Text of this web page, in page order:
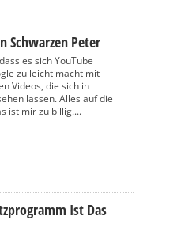
Schwarzen Peter
es sich YouTube
zu leicht macht mit
Videos, die sich in
lassen. Alles auf die
ist mir zu billig....
Ist Das